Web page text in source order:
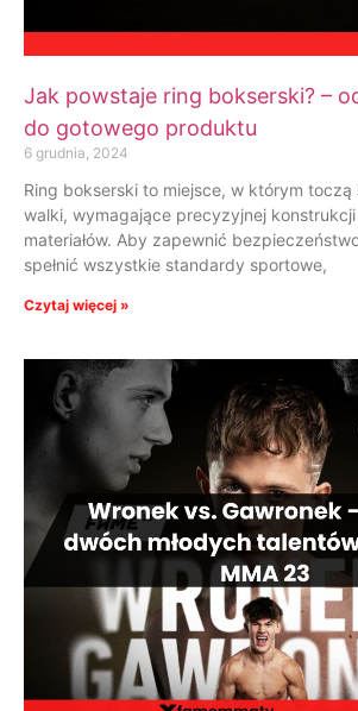
Jak powstaje ring bokserski? –
do gotowego produktu
6 grudnia, 2024
Ring bokserski to miejsce, w którym toczą
walki, wymagające precyzyjnej
materiałów. Aby zapewnić
spełnić wszystkie standardy sportowe,
Czytaj więcej »